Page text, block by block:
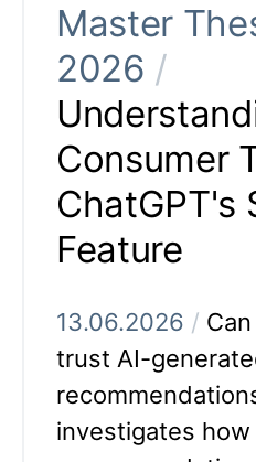
Master
2026 /
Consumer
ChatGPT's
Feature
13.06.2026 /
trust AI-
investigates how